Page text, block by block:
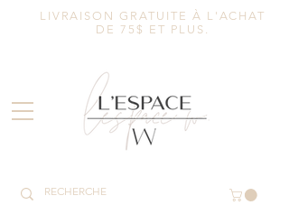
LIVRAISON GRATUITE À L'ACHAT
DE 75$ ET PLUS.